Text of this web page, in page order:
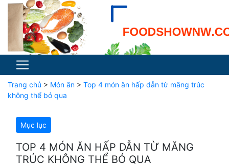
Trang chủ > Món ăn > Top 4 món ăn hấp dẫn từ măng trúc
không thể bỏ qua
Mục lục
TOP 4 MÓN ĂN HẤP DẪN TỪ MĂNG
TRÚC KHÔNG THỂ BỎ QUA